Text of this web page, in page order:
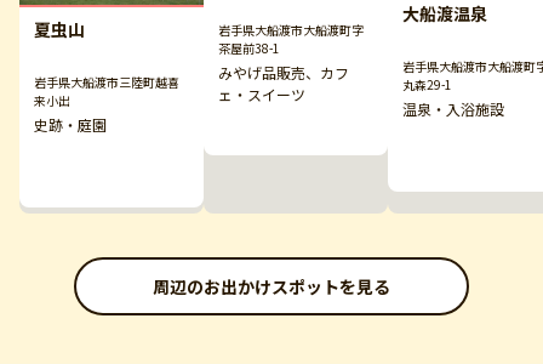
夏虫山
岩手県大船渡市三陸町越喜
来小出
史跡・庭園
岩手県大船渡市大船渡町字
茶屋前38-1
みやげ品販売、カフ
ェ・スイーツ
大船渡温泉
岩手県大船渡市大船渡町
丸森29-1
温泉・入浴施設
周辺のお出かけスポットを見る